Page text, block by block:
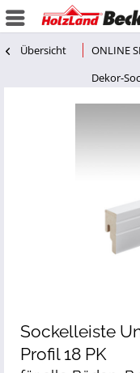
Übersicht ONLINE
Dekor-
Sockelleiste
Profil 18 PK